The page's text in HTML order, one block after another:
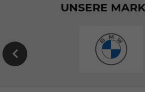
UNSERE
EU-
Neuwagen